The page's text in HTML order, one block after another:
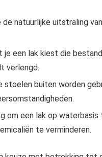
de natuurlijke uitstraling
je een lak kiest die
verlengd.
stoelen buiten worden
om een lak op
te verminderen.